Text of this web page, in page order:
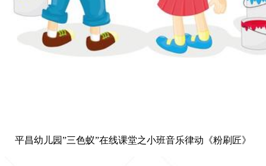
平昌幼儿园”三色蚁”在线课堂之小班音乐律动《粉刷匠》